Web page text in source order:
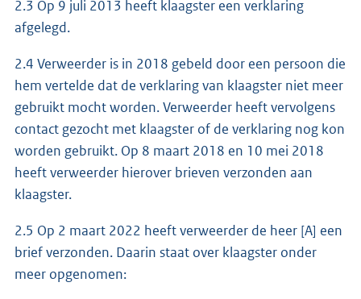
2.3 Op 9 juli 2013 heeft klaagster een verklaring
afgelegd.
2.4 Verweerder is in 2018 gebeld door een persoon die
hem vertelde dat de verklaring van klaagster niet meer
gebruikt mocht worden. Verweerder heeft vervolgens
contact gezocht met klaagster of de verklaring nog kon
worden gebruikt. Op 8 maart 2018 en 10 mei 2018
heeft verweerder hierover brieven verzonden aan
klaagster.
2.5 Op 2 maart 2022 heeft verweerder de heer [A] een
brief verzonden. Daarin staat over klaagster onder
meer opgenomen: